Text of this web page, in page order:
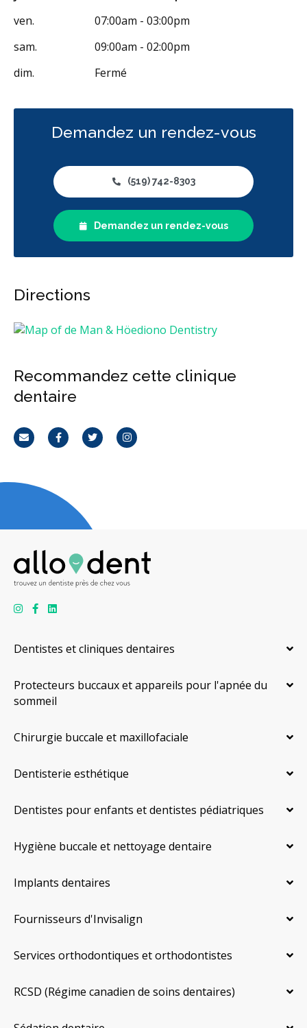
ven.
07:00am - 03:00pm
sam.
09:00am - 02:00pm
dim.
Fermé
Demandez un rendez-vous
(519) 742-8303
Demandez un rendez-vous
Directions
Recommandez cette clinique
dentaire
CourrielFacebookTwitterInstagram
Dentistes et cliniques dentaires
Protecteurs buccaux et appareils pour l'apnée du
sommeil
Chirurgie buccale et maxillofaciale
Dentisterie esthétique
Dentistes pour enfants et dentistes pédiatriques
Hygiène buccale et nettoyage dentaire
Implants dentaires
Fournisseurs d'Invisalign
Services orthodontiques et orthodontistes
RCSD (Régime canadien de soins dentaires)